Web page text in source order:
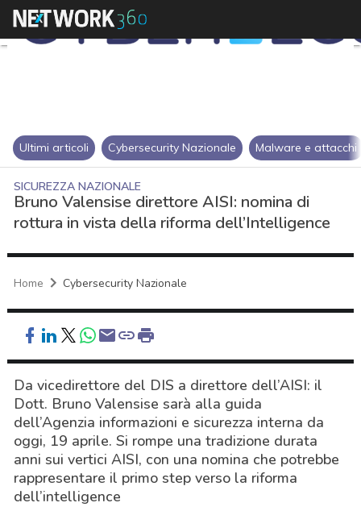
Ultimi articoli Cybersecurity Nazionale Malware e attacchi
SICUREZZA NAZIONALE
Bruno Valensise direttore AISI: nomina di
rottura in vista della riforma dell’Intelligence
Home Cybersecurity Nazionale
Da vicedirettore del DIS a direttore dell’AISI: il
Dott. Bruno Valensise sarà alla guida
dell’Agenzia informazioni e sicurezza interna da
oggi, 19 aprile. Si rompe una tradizione durata
anni sui vertici AISI, con una nomina che potrebbe
rappresentare il primo step verso la riforma
dell’intelligence